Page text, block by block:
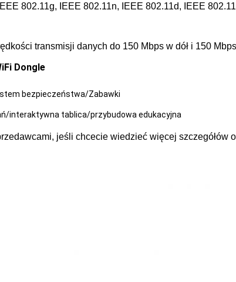
802.11g, IEEE 802.11n, IEEE 802.11d, IEEE
transmisji danych do 150 Mbps w dół i 150
Dongle
bezpieczeństwa/Zabawki
interaktywna tablica/przybudowa edukacyjna
jeśli chcecie wiedzieć więcej szczegółów